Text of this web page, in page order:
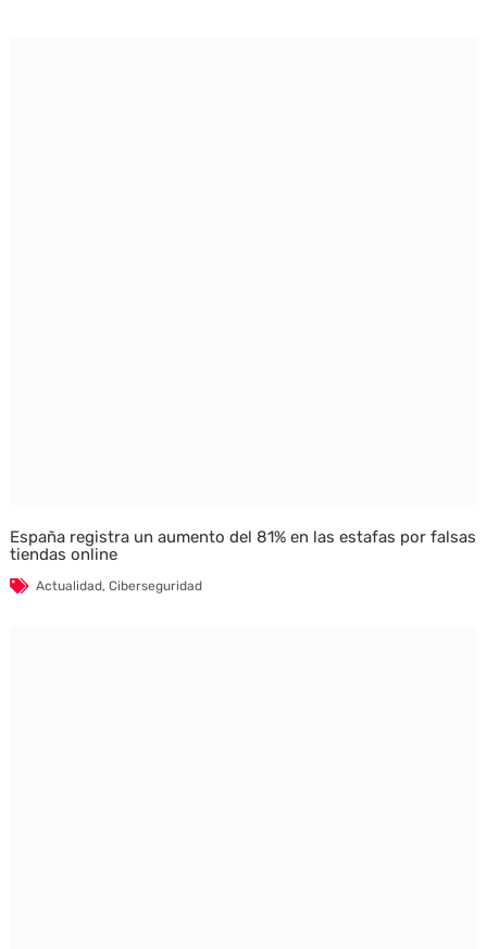
España registra un aumento del 81% en las estafas por falsas
tiendas online
Actualidad, Ciberseguridad